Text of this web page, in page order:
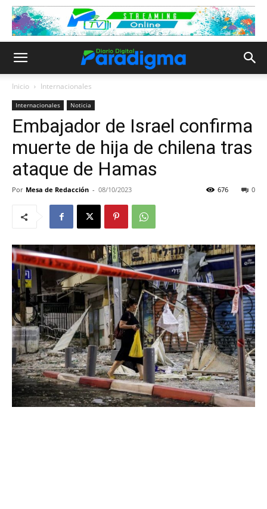
Inicio Internacionales
Internacionales Noticia
Embajador de Israel confirma
muerte de hija de chilena tras
ataque de Hamas
Por Mesa de Redacción - 08/10/2023 0
676